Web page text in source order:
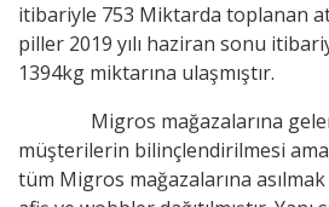
itibariyle 753 Miktarda toplanan
piller 2019 yılı haziran sonu
1394kg miktarına ulaşmıştır.
Migros mağazalarına
müşterilerin bilinçlendirilmesi
tüm Migros mağazalarına